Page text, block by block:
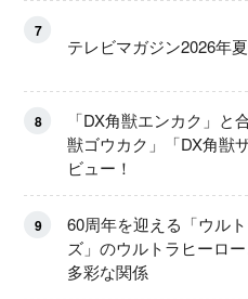
7
テレビマガジン2026年
8
「DX角獣エンカク」
獣ゴウカク」「DX角獣
ビュー！
9
60周年を迎える「ウル
ズ」のウルトラヒーロ
多彩な関係